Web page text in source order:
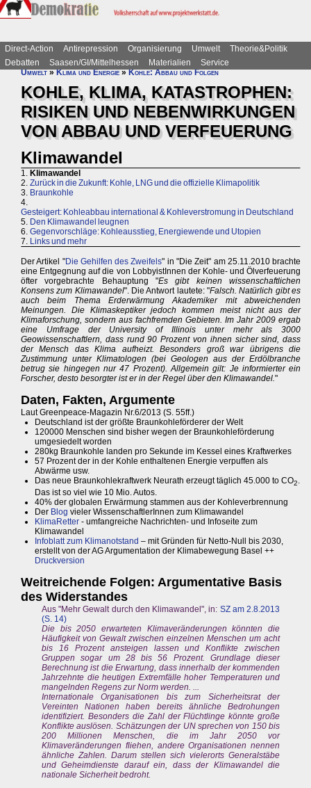
Direct-Action Antirepression Organisierung Umwelt
Theorie&Politik
Debatten
Saasen/GI/Mittelhessen Materialien
Service
Umwelt»Klima und Energie»Kohle: Abbau und Folgen
KOHLE, KLIMA, KATASTROPHEN:
RISIKEN UND NEBENWIRKUNGEN
VON ABBAU UND VERFEUERUNG
Klimawandel
1. Klimawandel
2. Zurück in die Zukunft: Kohle, LNG und die offizielle Klimapolitik
3. Braunkohle
4.
Gesteigert: Kohleabbau international & Kohleverstromung in Deutschland
5. Den Klimawandel leugnen
6. Gegenvorschläge: Kohleausstieg, Energiewende und Utopien
7. Links und mehr
Der Artikel "Die Gehilfen des Zweifels" in "Die Zeit" am 25.11.2010 brachte
eine Entgegnung auf die von LobbyistInnen der Kohle- und Ölverfeuerung
öfter vorgebrachte Behauptung "Es gibt keinen wissenschaftlichen
Konsens zum Klimawandel". Die Antwort lautete: "Falsch. Natürlich gibt es
auch beim Thema Erderwärmung Akademiker mit abweichenden
Meinungen. Die Klimaskeptiker jedoch kommen meist nicht aus der
Klimaforschung, sondern aus fachfremden Gebieten. Im Jahr 2009 ergab
eine Umfrage der University of Illinois unter mehr als 3000
Geowissenschaftlern, dass rund 90 Prozent von ihnen sicher sind, dass
der Mensch das Klima aufheizt. Besonders groß war übrigens die
Zustimmung unter Klimatologen (bei Geologen aus der Erdölbranche
betrug sie hingegen nur 47 Prozent). Allgemein gilt: Je informierter ein
Forscher, desto besorgter ist er in der Regel über den Klimawandel."
Daten, Fakten, Argumente
Laut Greenpeace-Magazin Nr.6/2013 (S. 55ff.)
Deutschland ist der größte Braunkohleförderer der Welt
120000 Menschen sind bisher wegen der Braunkohleförderung
umgesiedelt worden
280kg Braunkohle landen pro Sekunde im Kessel eines Kraftwerkes
57 Prozent der in der Kohle enthaltenen Energie verpuffen als
Abwärme usw.
Das neue Braunkohlekraftwerk Neurath erzeugt täglich 45.000 to CO2.
Das ist so viel wie 10 Mio. Autos.
40% der globalen Erwärmung stammen aus der Kohleverbrennung
Der Blog vieler WissenschaftlerInnen zum Klimawandel
KlimaRetter - umfangreiche Nachrichten- und Infoseite zum
Klimawandel
Infoblatt zum Klimanotstand – mit Gründen für Netto-Null bis 2030,
erstellt von der AG Argumentation der Klimabewegung Basel ++
Druckversion
Weitreichende Folgen: Argumentative Basis
des Widerstandes
Aus "Mehr Gewalt durch den Klimawandel", in: SZ am 2.8.2013
(S. 14)
Die bis 2050 erwarteten Klimaveränderungen könnten die
Häufigkeit von Gewalt zwischen einzelnen Menschen um acht
bis 16 Prozent ansteigen lassen und Konflikte zwischen
Gruppen sogar um 28 bis 56 Prozent. Grundlage dieser
Berechnung ist die Erwartung, dass innerhalb der kommenden
Jahrzehnte die heutigen Extremfälle hoher Temperaturen und
mangelnden Regens zur Norm werden. ...
Internationale Organisationen bis zum Sicherheitsrat der
Vereinten Nationen haben bereits ähnliche Bedrohungen
identifiziert. Besonders die Zahl der Flüchtlinge könnte große
Konflikte auslösen. Schätzungen der UN sprechen von 150 bis
200 Millionen Menschen, die im Jahr 2050 vor
Klimaveränderungen fliehen, andere Organisationen nennen
ähnliche Zahlen. Darum stellen sich vielerorts Generalstäbe
und Geheimdienste darauf ein, dass der Klimawandel die
nationale Sicherheit bedroht.